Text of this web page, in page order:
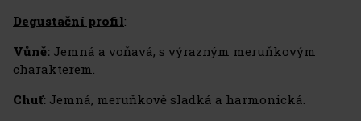
Degustační profil:
Vůně: Jemná a voňavá, s výrazným meruňkovým
charakterem.
Chuť: Jemná, meruňkově sladká a harmonická.